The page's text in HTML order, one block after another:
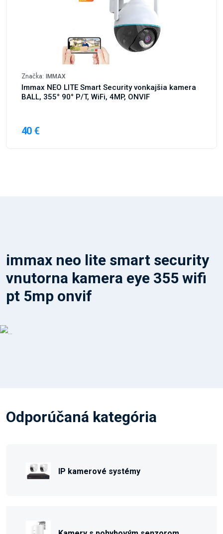
Značka: IMMAX
Immax NEO LITE Smart Security vonkajšia kamera
BALL, 355° 90° P/T, WiFi, 4MP, ONVIF
40 €
immax neo lite smart security
vnutorna kamera eye 355 wifi
pt 5mp onvif
Odporúčaná kategória
IP kamerové systémy